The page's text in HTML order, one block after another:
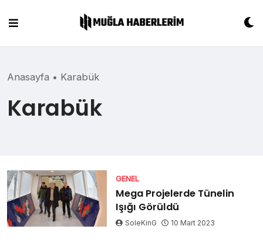
content
Anasayfa • Karabük
Karabük
GENEL
Mega Projelerde Tünelin
Işığı Görüldü
SoleKinG 10 Mart 2023